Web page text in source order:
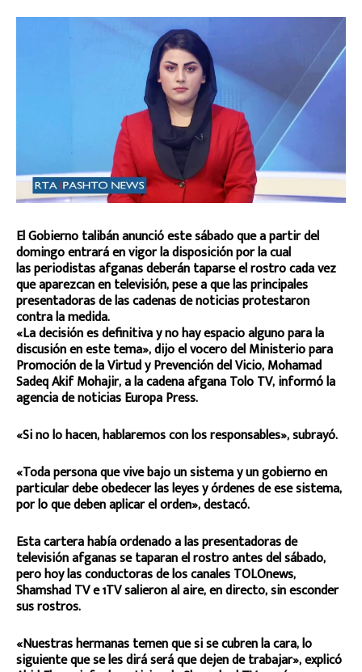
El Gobierno talibán anunció este sábado que a partir del
domingo entrará en vigor la disposición por la cual
las periodistas afganas deberán taparse el rostro cada vez
que aparezcan en televisión, pese a que las principales
presentadoras de las cadenas de noticias protestaron
contra la medida.
«La decisión es definitiva y no hay espacio alguno para la
discusión en este tema», dijo el vocero del Ministerio para
Promoción de la Virtud y Prevención del Vicio, Mohamad
Sadeq Akif Mohajir, a la cadena afgana Tolo TV, informó la
agencia de noticias Europa Press.
«Si no lo hacen, hablaremos con los responsables», subrayó.
«Toda persona que vive bajo un sistema y un gobierno en
particular debe obedecer las leyes y órdenes de ese sistema,
por lo que deben aplicar el orden», destacó.
Esta cartera había ordenado a las presentadoras de
televisión afganas se taparan el rostro antes del sábado,
pero hoy las conductoras de los canales TOLOnews,
Shamshad TV e 1TV salieron al aire, en directo, sin esconder
sus rostros.
«Nuestras hermanas temen que si se cubren la cara, lo
siguiente que se les dirá será que dejen de trabajar», explicó